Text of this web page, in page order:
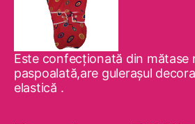
Este confecţionată din mătase
paspoalată,are guleraşul
elastică .